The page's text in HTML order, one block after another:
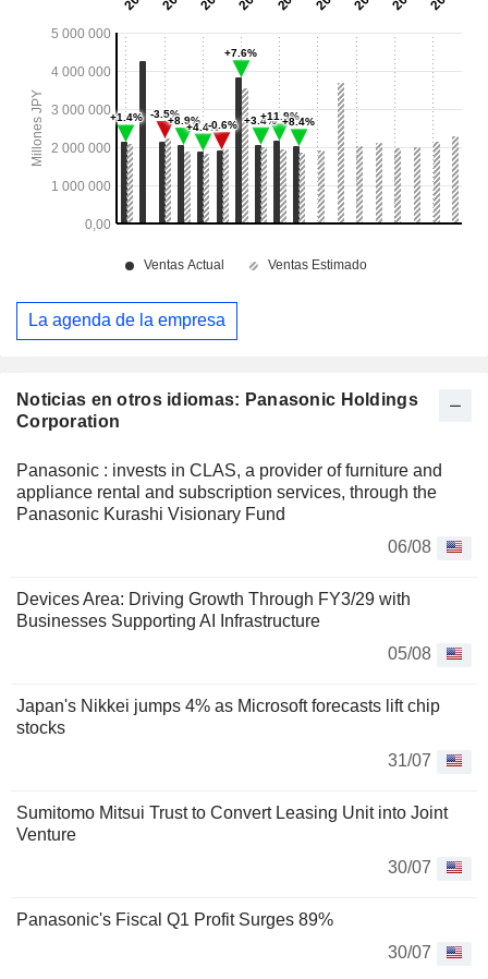
Noticias en otros idiomas: Panasonic Holdings
Corporation
Panasonic : invests in CLAS, a provider of furniture and
appliance rental and subscription services, through the
Panasonic Kurashi Visionary Fund
06/08
Devices Area: Driving Growth Through FY3/29 with
Businesses Supporting AI Infrastructure
05/08
Japan's Nikkei jumps 4% as Microsoft forecasts lift chip
stocks
31/07
Sumitomo Mitsui Trust to Convert Leasing Unit into Joint
Venture
30/07
Panasonic's Fiscal Q1 Profit Surges 89%
30/07
La agenda de la empresa